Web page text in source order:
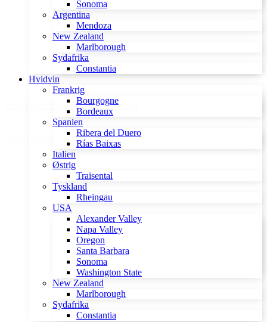
Sonoma
Argentina
Mendoza
New Zealand
Marlborough
Sydafrika
Constantia
Hvidvin
Frankrig
Bourgogne
Bordeaux
Spanien
Ribera del Duero
Rías Baixas
Italien
Østrig
Traisental
Tyskland
Rheingau
USA
Alexander Valley
Napa Valley
Oregon
Santa Barbara
Sonoma
Washington State
New Zealand
Marlborough
Sydafrika
Constantia
Bollinger Special Cuvée 75cl